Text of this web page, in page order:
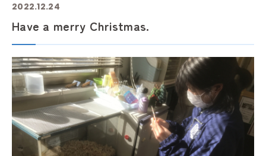
2022.12.24
Have a merry Christmas.